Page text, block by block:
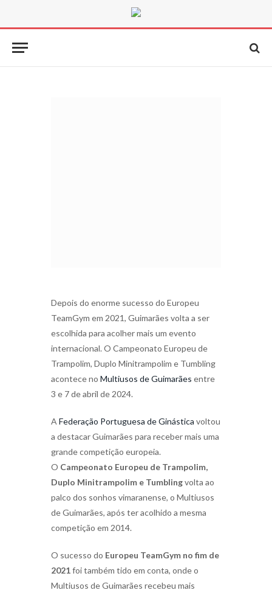
Depois do enorme sucesso do Europeu
TeamGym em 2021, Guimarães volta a ser
escolhida para acolher mais um evento
internacional. O Campeonato Europeu de
Trampolim, Duplo Minitrampolim e Tumbling
acontece no Multiusos de Guimarães entre
3 e 7 de abril de 2024.
A Federação Portuguesa de Ginástica voltou
a destacar Guimarães para receber mais uma
grande competição europeia.
O Campeonato Europeu de Trampolim,
Duplo Minitrampolim e Tumblingvolta ao
palco dos sonhos vimaranense, o Multiusos
de Guimarães, após ter acolhido a mesma
competição em 2014.
O sucesso do Europeu TeamGym no fim de
2021foi também tido em conta, onde o
Multiusos de Guimarães recebeu mais